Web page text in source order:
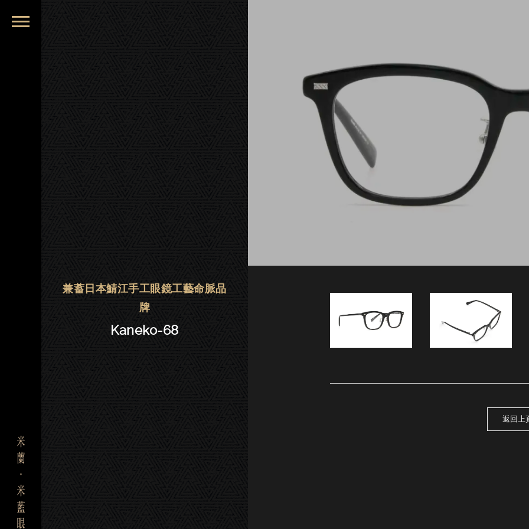
金子眼鏡 | 大安．東門－Kaneko-68
兼蓄日本鯖江手工眼鏡工藝命脈品
牌
Kaneko-68
返回上